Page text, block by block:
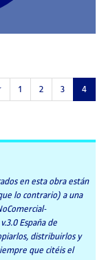
1 2 3 4
en esta obra están
lo contrario) a una
España de
distribuirlos y
que citéis el